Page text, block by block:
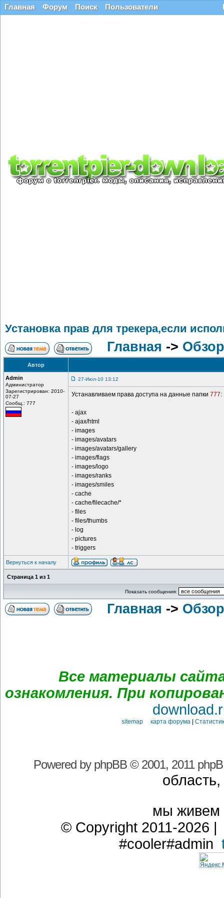
Главная Форум Поиск Пользователи
Установка прав для трекера,если
Главная ->
Автор
Admin
Администратор
Зарегистрирован: 2010-
07-27
Сообщ.: 777
27-Июл-10 13:12
Устанавливаем права доступа на данные папки 777:
- ajax
- ajax/html
- images
- images/avatars
- images/avatars/gallery
- images/flags
- images/logo
- images/ranks
- images/smiles
- cache
- cache/filecache/*
- files
- files/thumbs
- log
- pictures
- triggers
Вернуться к началу
Страница 1 из 1
Показать сообщения:
Главная ->
Все материалы
ознакомления. При
sitemap карта форума|
Powered by phpBB© 2001, 2011
мы
© Copyright 2011-2026
#cooler#admin